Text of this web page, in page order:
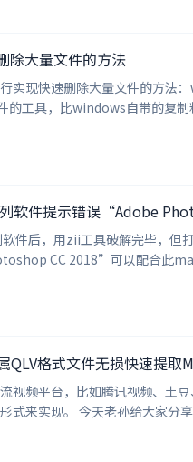
除大量文件的方法
量文件的方法：windows下快速删除大量文件
工具，比windows自带的复制
软件提示错误“Adobe
件后，用zii工具破解完毕，但打
CC 2018”可以配合此
QLV格式文件无损快速提取
视频平台，比如腾讯视频、土
安装腾讯视频电脑客户端，下载地址：h